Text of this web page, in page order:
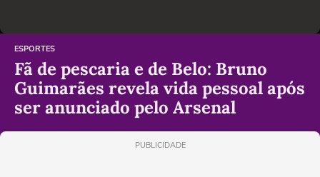
ESPORTES
Fã de pescaria e de Belo: Bruno
Guimarães revela vida pessoal após
ser anunciado pelo Arsenal
PUBLICIDADE